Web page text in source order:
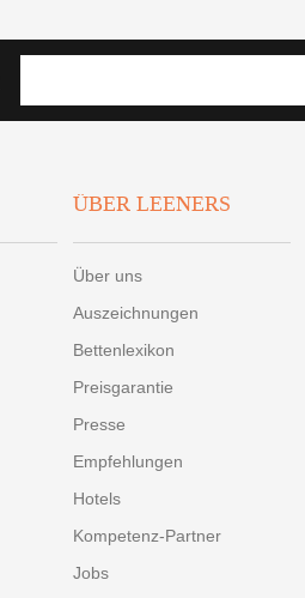
ÜBER LEENERS
Über uns
Auszeichnungen
Bettenlexikon
Preisgarantie
Presse
Empfehlungen
Hotels
Kompetenz-Partner
Jobs